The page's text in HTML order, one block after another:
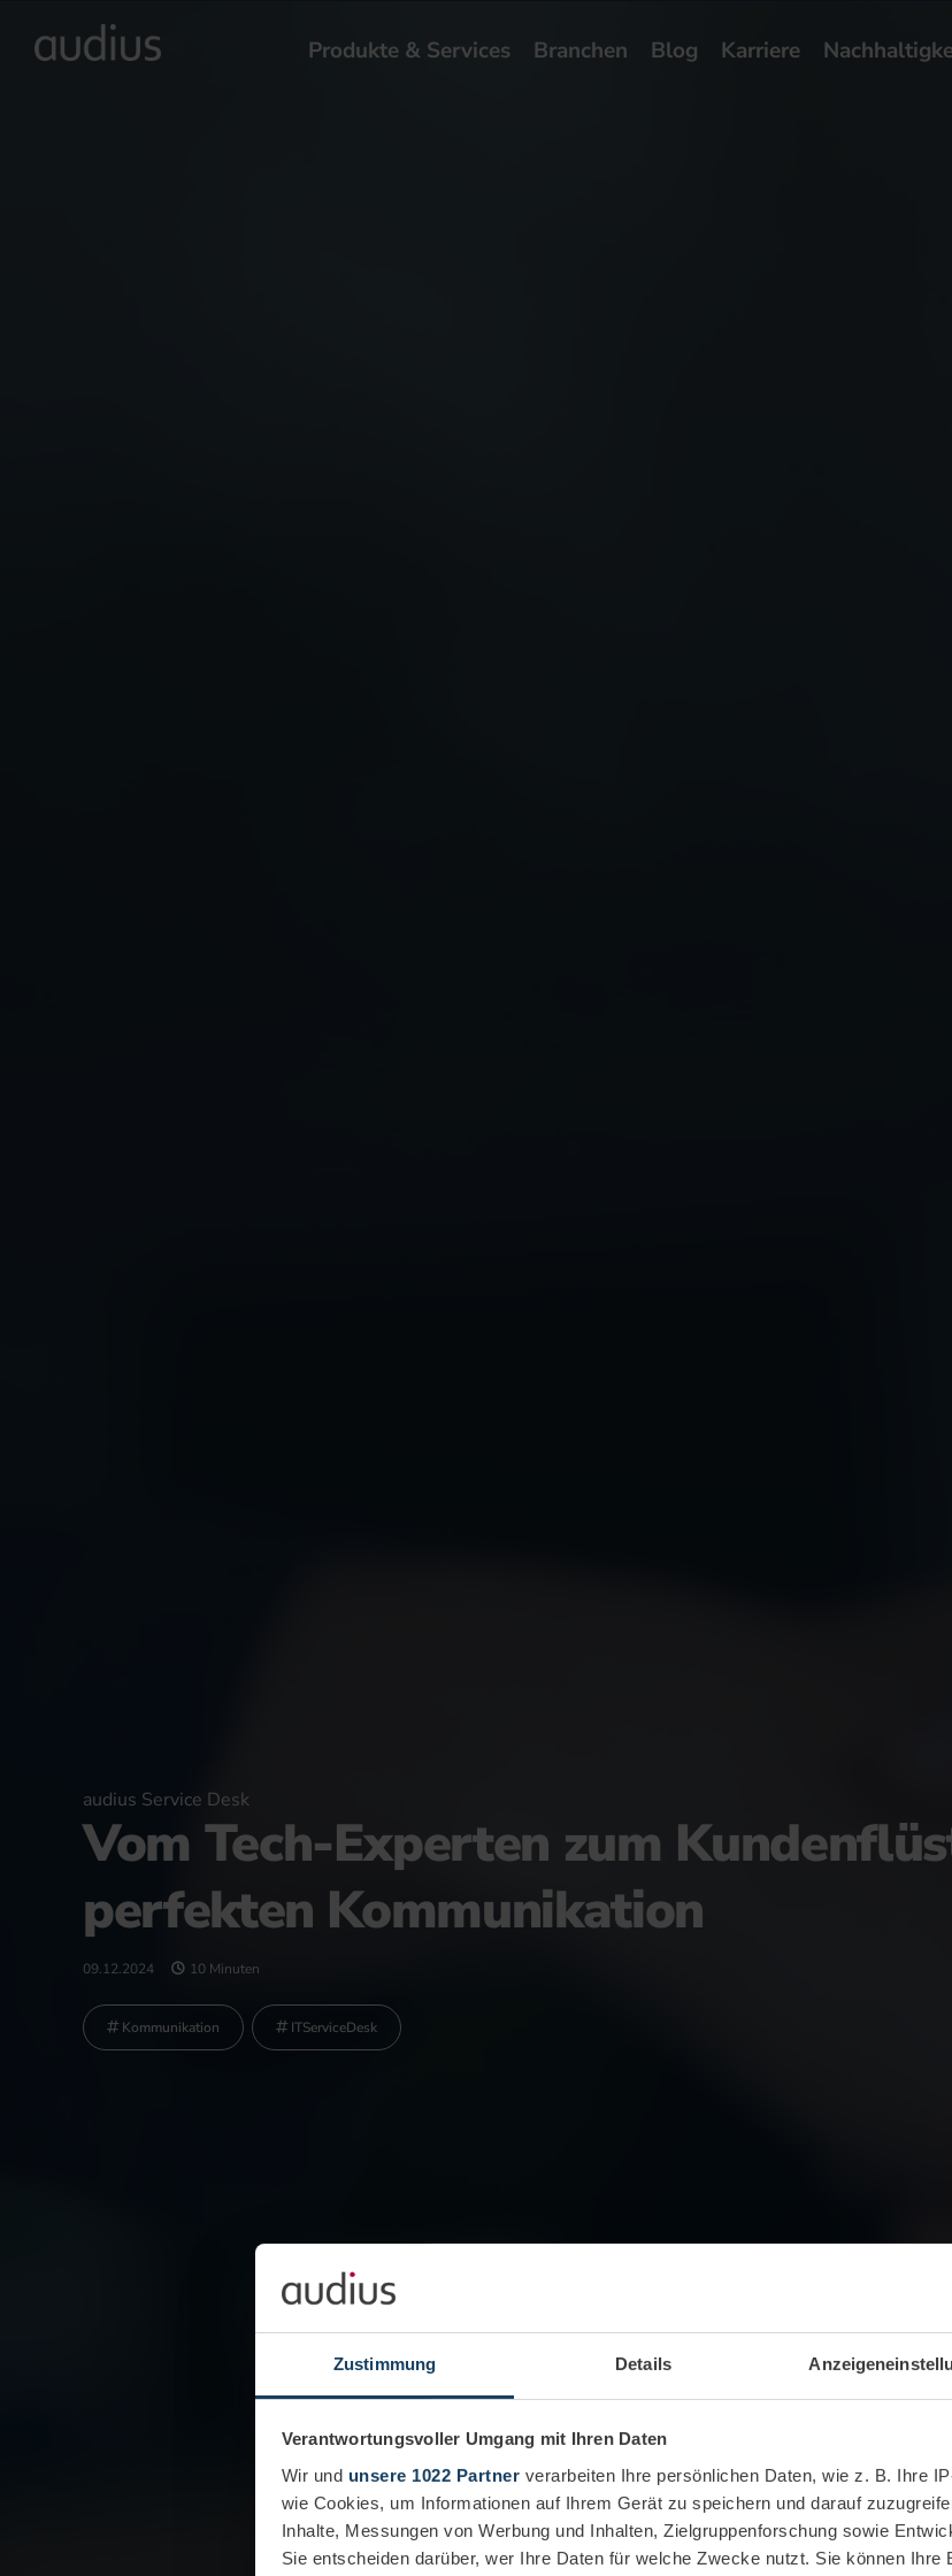
Zustimmung Details
Verantwortungsvoller Umgang mit Ihren Daten
Wir und unsere 1022 Partner verarbeiten Ihre persönlichen Daten, wie z. B. Ihre
wie Cookies, um Informationen auf Ihrem Gerät zu speichern und darauf
Inhalte, Messungen von Werbung und Inhalten, Zielgruppenforschung sowie
Sie entscheiden darüber, wer Ihre Daten für welche Zwecke nutzt. Sie können Ihre
Produkte & Services Branchen Blog Karriere
audius Service Desk
Vom Tech-Experten zum
perfekten Kommunikation
09.12.2024 10 Minuten
Kommunikation ITServiceDesk